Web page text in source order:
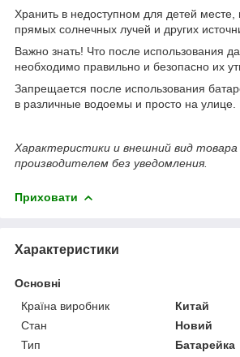
Хранить в недоступном для детей месте,
прямых солнечных лучей и других
Важно знать! Что после использования
необходимо правильно и безопасно их
Запрещается после использования
в различные водоемы и просто на улице.
Характеристики и внешний вид
производителем без уведомления.
Приховати
Характеристики
Основні
Країна виробник
Китай
Стан
Новий
Тип
Батарейка